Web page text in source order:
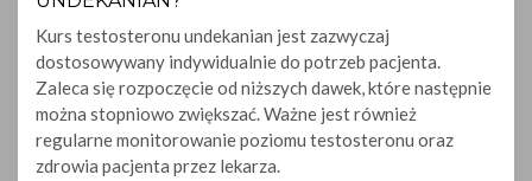
Kurs testosteronu undekanian jest zazwyczaj
dostosowywany indywidualnie do potrzeb pacjenta.
Zaleca się rozpoczęcie od niższych dawek, które następnie
można stopniowo zwiększać. Ważne jest również
regularne monitorowanie poziomu testosteronu oraz
zdrowia pacjenta przez lekarza.